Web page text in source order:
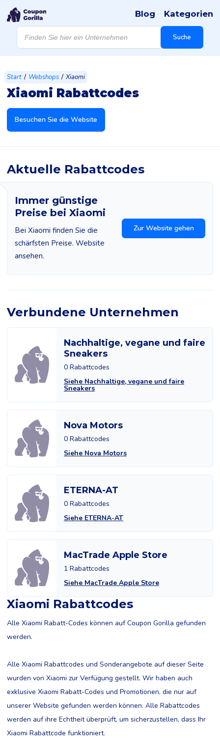
Products
search Suche
Blog Kategorien
Start / Webshops / Xiaomi
Xiaomi Rabattcodes
Besuchen Sie die Website
Aktuelle Rabattcodes
Immer günstige
Preise bei Xiaomi
Bei Xiaomi finden Sie die
schärfsten Preise. Website
ansehen.
Zur Website gehen
Verbundene Unternehmen
Nachhaltige, vegane und faire
Sneakers
0 Rabattcodes
Siehe Nachhaltige, vegane und faire
Sneakers
Nova Motors
0 Rabattcodes
Siehe Nova Motors
ETERNA-AT
0 Rabattcodes
Siehe ETERNA-AT
MacTrade Apple Store
1 Rabattcodes
Siehe MacTrade Apple Store
Xiaomi Rabattcodes
Alle Xiaomi Rabatt-Codes können auf Coupon Gorilla gefunden
werden.
Alle Xiaomi Rabattcodes und Sonderangebote auf dieser Seite
wurden von Xiaomi zur Verfügung gestellt. Wir haben auch
exklusive Xiaomi Rabatt-Codes und Promotionen, die nur auf
unserer Website gefunden werden können. Alle Rabattcodes
werden auf ihre Echtheit überprüft, um sicherzustellen, dass Ihr
Xiaomi Rabattcode funktioniert.